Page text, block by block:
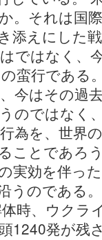
。それは国
添えにした
ではなく、
蛮行である
今はその過
のではなく
為を、世界
ことであろ
実効を伴っ
うのである
時、ウクラ
1240発が残